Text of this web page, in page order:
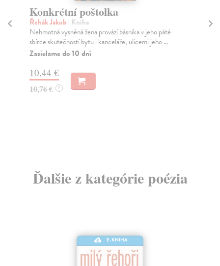
Mezi spodními proudy
Dvorský Stanislav| Kniha
Svazek esejistické a publicistické tvorby básníka
Stanislava Dvorského (1940–2020) Mezi spodními
pro...
31,72 €
Ďalšie z kategórie poézia
E-KNIHA